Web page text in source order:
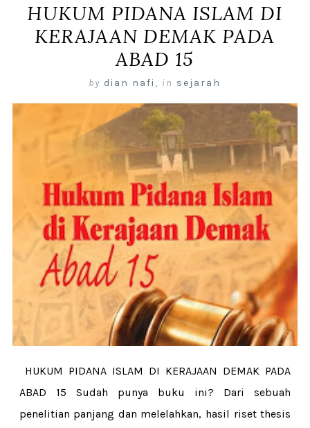
HUKUM PIDANA ISLAM DI
KERAJAAN DEMAK PADA
ABAD 15
by dian nafi , in sejarah
HUKUM PIDANA ISLAM DI KERAJAAN DEMAK PADA
ABAD 15 Sudah punya buku ini? Dari sebuah
penelitian panjang dan melelahkan, hasil riset thesis